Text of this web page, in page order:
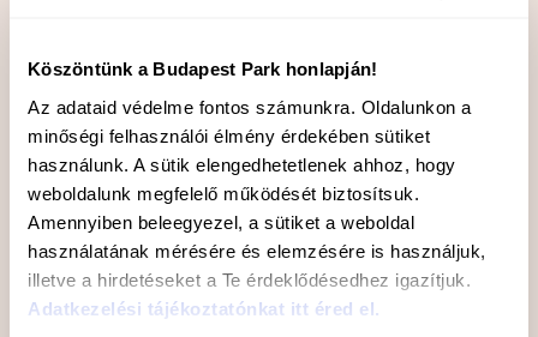
Köszöntünk a Budapest Park honlapján!
Az adataid védelme fontos számunkra. Oldalunkon a
minőségi felhasználói élmény érdekében sütiket
használunk. A sütik elengedhetetlenek ahhoz, hogy
weboldalunk megfelelő működését biztosítsuk.
Amennyiben beleegyezel, a sütiket a weboldal
használatának mérésére és elemzésére is használjuk,
illetve a hirdetéseket a Te érdeklődésedhez igazítjuk.
Adatkezelési tájékoztatónkat itt éred el.
Az interjúra való felkészülés már a jelentkezéskor
önéletrajzot tölts fel Nekünk, amely a releváns
tapasztalataidat tartalmazza, és segít számunkra
átlátni, hogy miért Te lennél a tökéletes
választásunk
Az interjúra behíváskor pozitívum, hogyha már
tudod, hogy kik vagyunk, és hol vagyunk: 1095
Budapest Fábián Juli tér 1. – a Közvágóhídnál és
Európa egyik legnagyobb szabadtéri
szórakozóhelye